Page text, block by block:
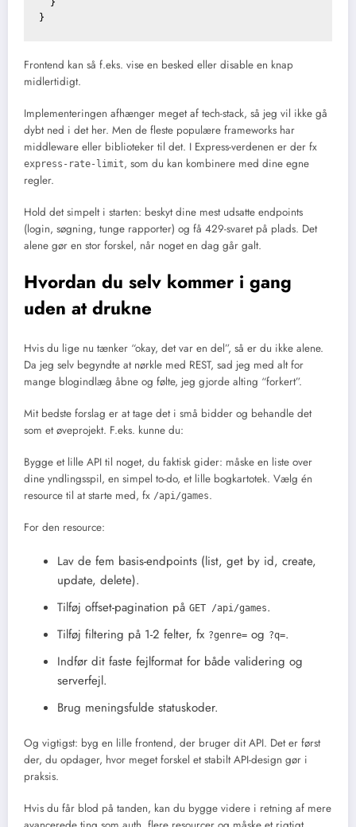
  }
Frontend kan så f.eks. vise en besked eller disable en knap
midlertidigt.
Implementeringen afhænger meget af tech-stack, så jeg vil ikke gå
dybt ned i det her. Men de fleste populære frameworks har
middleware eller biblioteker til det. I Express-verdenen er der fx
express-rate-limit, som du kan kombinere med dine egne
regler.
Hold det simpelt i starten: beskyt dine mest udsatte endpoints
(login, søgning, tunge rapporter) og få 429-svaret på plads. Det
alene gør en stor forskel, når noget en dag går galt.
Hvordan du selv kommer i gang
uden at drukne
Hvis du lige nu tænker “okay, det var en del”, så er du ikke alene.
Da jeg selv begyndte at nørkle med REST, sad jeg med alt for
mange blogindlæg åbne og følte, jeg gjorde alting “forkert”.
Mit bedste forslag er at tage det i små bidder og behandle det
som et øveprojekt. F.eks. kunne du:
Bygge et lille API til noget, du faktisk gider: måske en liste over
dine yndlingsspil, en simpel to-do, et lille bogkartotek. Vælg én
resource til at starte med, fx /api/games.
For den resource:
Lav de fem basis-endpoints (list, get by id, create,
update, delete).
Tilføj offset-pagination på GET /api/games.
Tilføj filtering på 1-2 felter, fx ?genre= og ?q=.
Indfør dit faste fejlformat for både validering og
serverfejl.
Brug meningsfulde statuskoder.
Og vigtigst: byg en lille frontend, der bruger dit API. Det er først
der, du opdager, hvor meget forskel et stabilt API-design gør i
praksis.
Hvis du får blod på tanden, kan du bygge videre i retning af mere